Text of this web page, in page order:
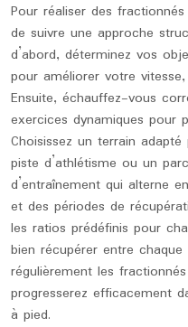
Pour réaliser des
de suivre une approche
d’abord, déterminez vos
pour améliorer votre
Ensuite, échauffez-vous
exercices dynamiques pour
Choisissez un terrain
piste d’athlétisme ou un
d’entraînement qui alterne
et des périodes de
les ratios prédéfinis pour
bien récupérer entre
régulièrement les
progresserez efficacement
à pied.